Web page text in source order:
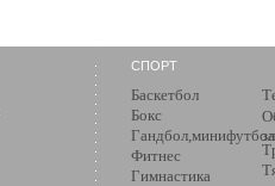
СПОРТ
Баскетбол
Бокс
Гандбол,минифутбол
Фитнес
Гимнастика